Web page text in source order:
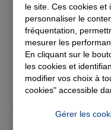
Note de 5 sur 5
Le 25/02/2026 - Agence
Je Recommande
à Forbach
Andres L.
Prendre un
le site. Ces cookies et
personnaliser le
fréquentation,
mesurer les
En cliquant sur le
les cookies et
modifier vos choix à
cookies" accessible
Gérer les